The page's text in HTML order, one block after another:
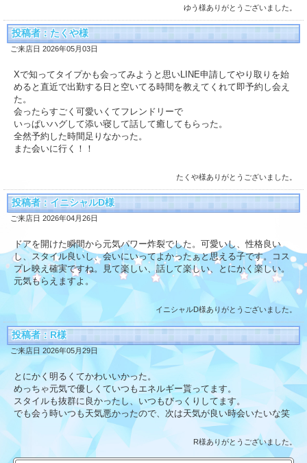
ゆう様ありがとうございました。
投稿者：たくや様
ご来店日 2026年05月03日
Xで知ってタイプかも会ってみようと思いLINE申請してやり取りを始
めると直近で出勤する日と空いてる時間を教えてくれて即予約し会え
た。
会ったらすごく可愛いくてフレンドリーで
いっぱいハグして添い寝して話して癒してもらった。
全然予約した時間足りなかった。
また会いに行く！！
たくや様ありがとうございました。
投稿者：イニシャルD様
ご来店日 2026年04月26日
ドアを開けた瞬間から元気パワー炸裂でした。可愛いし、性格良い
し、スタイル良いし、会いにいってよかったぁと思える子です。コス
プレ映え確実ですね。見て楽しい、話して楽しい、とにかく楽しい。
元気もらえますよ。
イニシャルD様ありがとうございました。
投稿者：R様
ご来店日 2026年05月29日
とにかく明るくてかわいいかった。
めっちゃ元気で優しくていつもエネルギー貰ってます。
スタイルも抜群に良かったし、いつもびっくりしてます。
でも会う時いつも天気悪かったので、次は天気が良い時会いたいな笑
R様ありがとうございました。